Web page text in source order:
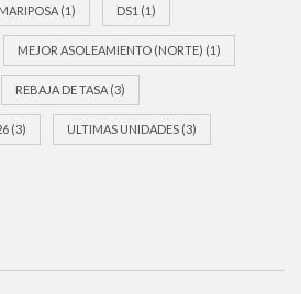
(1) DS1 (1)
MEJOR ASOLEAMIENTO (NORTE) (1)
REBAJA DE TASA (3)
(3) ULTIMAS UNIDADES (3)